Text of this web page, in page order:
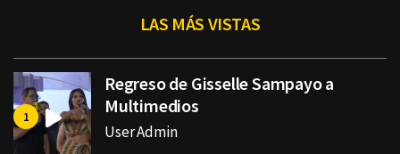
LAS MÁS VISTAS
Regreso de Gisselle Sampayo a
Multimedios
User Admin